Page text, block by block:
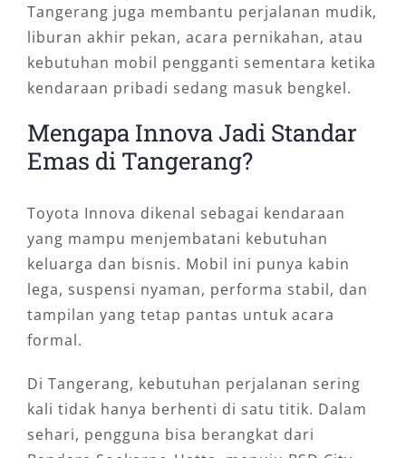
Tangerang juga membantu perjalanan mudik,
liburan akhir pekan, acara pernikahan, atau
kebutuhan mobil pengganti sementara ketika
kendaraan pribadi sedang masuk bengkel.
Mengapa Innova Jadi Standar
Emas di Tangerang?
Toyota Innova dikenal sebagai kendaraan
yang mampu menjembatani kebutuhan
keluarga dan bisnis. Mobil ini punya kabin
lega, suspensi nyaman, performa stabil, dan
tampilan yang tetap pantas untuk acara
formal.
Di Tangerang, kebutuhan perjalanan sering
kali tidak hanya berhenti di satu titik. Dalam
sehari, pengguna bisa berangkat dari